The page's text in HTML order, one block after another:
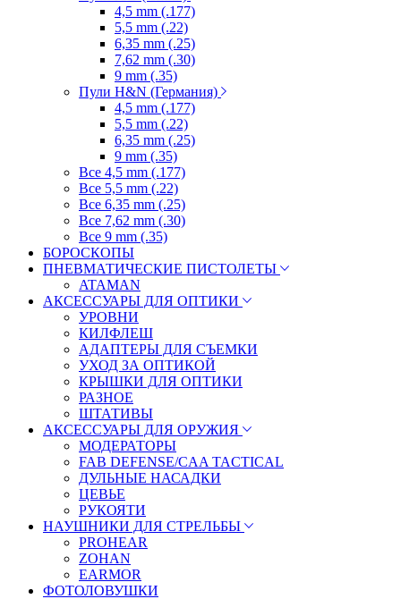
4,5 mm (.177)
5,5 mm (.22)
6,35 mm (.25)
7,62 mm (.30)
9 mm (.35)
Пули H&N (Германия)
4,5 mm (.177)
5,5 mm (.22)
6,35 mm (.25)
9 mm (.35)
Все 4,5 mm (.177)
Все 5,5 mm (.22)
Все 6,35 mm (.25)
Все 7,62 mm (.30)
Все 9 mm (.35)
БОРОСКОПЫ
ПНЕВМАТИЧЕСКИЕ ПИСТОЛЕТЫ
ATAMAN
АКСЕССУАРЫ ДЛЯ ОПТИКИ
УРОВНИ
КИЛФЛЕШ
АДАПТЕРЫ ДЛЯ СЪЕМКИ
УХОД ЗА ОПТИКОЙ
КРЫШКИ ДЛЯ ОПТИКИ
РАЗНОЕ
ШТАТИВЫ
АКСЕССУАРЫ ДЛЯ ОРУЖИЯ
МОДЕРАТОРЫ
FAB DEFENSE/CAA TACTICAL
ДУЛЬНЫЕ НАСАДКИ
ЦЕВЬЕ
РУКОЯТИ
НАУШНИКИ ДЛЯ СТРЕЛЬБЫ
PROHEAR
ZOHAN
EARMOR
ФОТОЛОВУШКИ